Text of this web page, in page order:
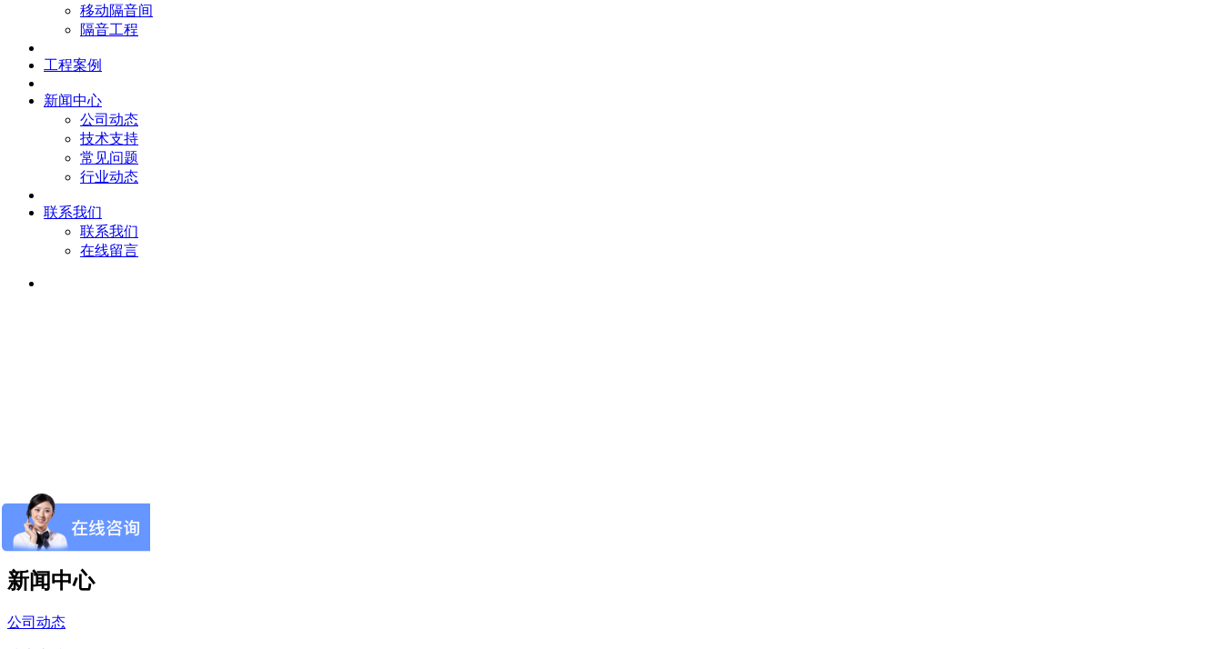
移动隔音间
隔音工程
工程案例
新闻中心
公司动态
技术支持
常见问题
行业动态
联系我们
联系我们
在线留言
新闻中心
公司动态